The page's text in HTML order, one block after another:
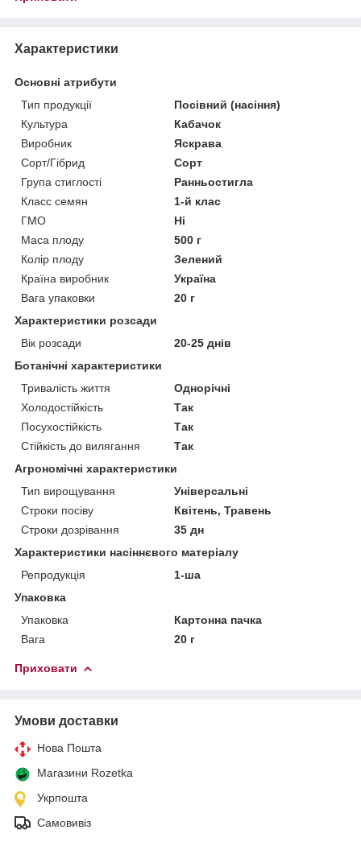
Характеристики
Основні атрибути
Тип продукції
Посівний (насіння)
Культура
Кабачок
Виробник
Яскрава
Сорт/Гібрид
Сорт
Група стиглості
Ранньостигла
Класс семян
1-й клас
ГМО
Ні
Маса плоду
500 г
Колір плоду
Зелений
Країна виробник
Україна
Вага упаковки
20 г
Характеристики розсади
Вік розсади
20-25 днів
Ботанічні характеристики
Тривалість життя
Однорічні
Холодостійкість
Так
Посухостійкість
Так
Стійкість до вилягання
Так
Агрономічні характеристики
Тип вирощування
Універсальні
Строки посіву
Квітень, Травень
Строки дозрівання
35 дн
Характеристики насіннєвого матеріалу
Репродукція
1-ша
Упаковка
Упаковка
Картонна пачка
Вага
20 г
Приховати
Умови доставки
Нова Пошта
Магазини Rozetka
Укрпошта
Самовивіз